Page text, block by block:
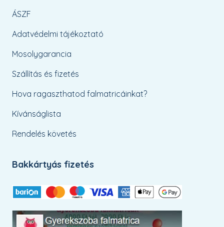
ÁSZF
Adatvédelmi tájékoztató
Mosolygarancia
Szállítás és fizetés
Hova ragaszthatod falmatricáinkat?
Kívánságlista
Rendelés követés
Bakkártyás fizetés